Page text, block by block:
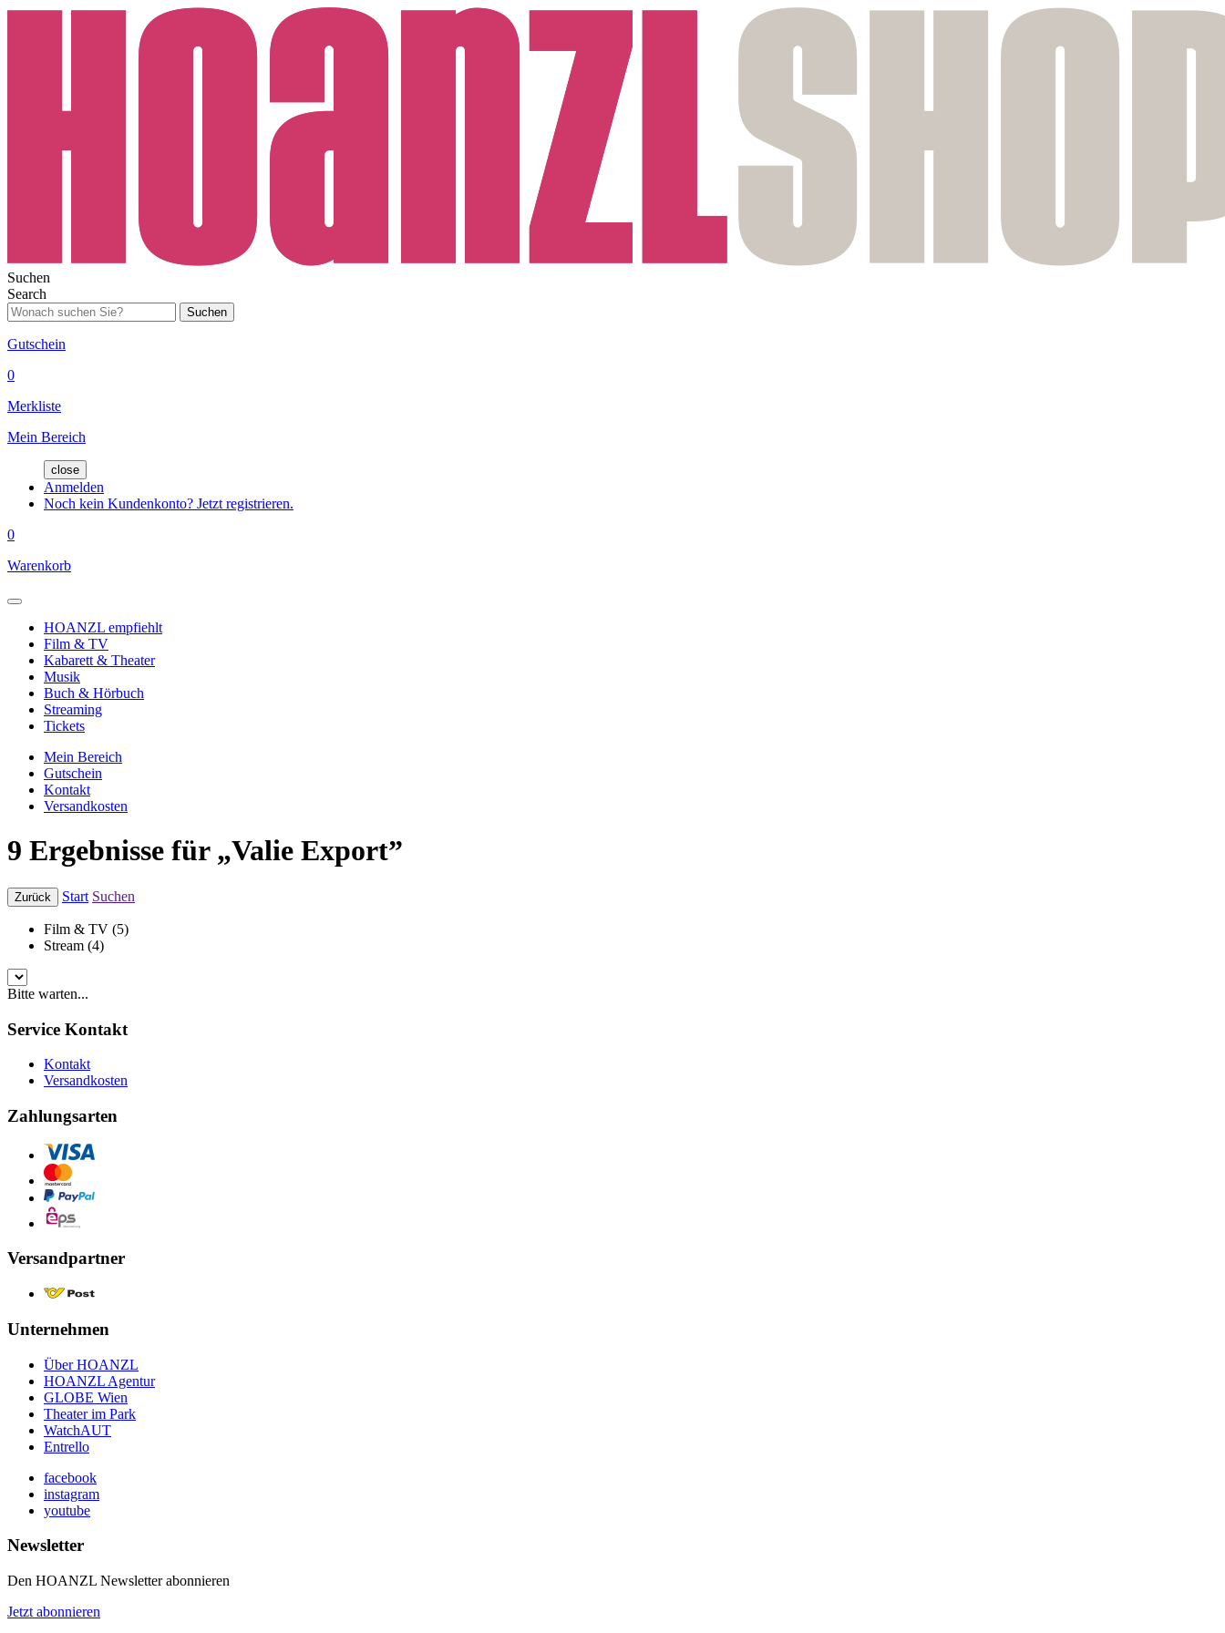
Suchen
Search
Suchen
Gutschein
0
Merkliste
Mein Bereich
close
Anmelden
Noch kein Kundenkonto? Jetzt registrieren.
0
Warenkorb
HOANZL empfiehlt
Film & TV
Kabarett & Theater
Musik
Buch & Hörbuch
Streaming
Tickets
Mein Bereich
Gutschein
Kontakt
Versandkosten
9 Ergebnisse für „Valie Export”
Zurück Start Suchen
Film & TV (5)
Stream (4)
Bitte warten...
Service Kontakt
Kontakt
Versandkosten
Zahlungsarten
Versandpartner
Unternehmen
Über HOANZL
HOANZL Agentur
GLOBE Wien
Theater im Park
WatchAUT
Entrello
facebook
instagram
youtube
Newsletter
Den HOANZL Newsletter abonnieren
Jetzt abonnieren